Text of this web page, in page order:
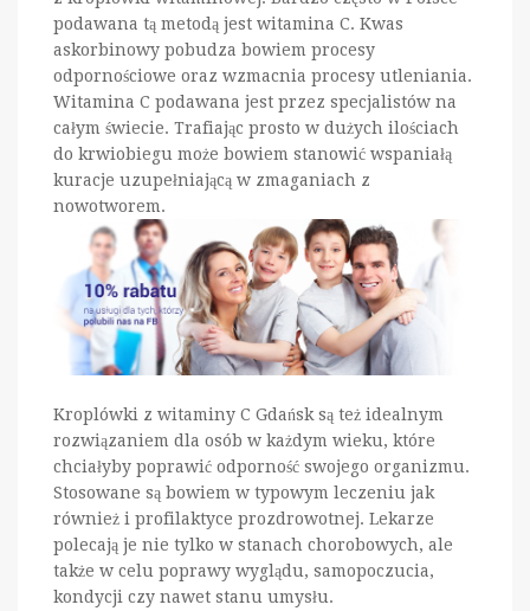
podawana tą metodą jest witamina C. Kwas
askorbinowy pobudza bowiem procesy
odpornościowe oraz wzmacnia procesy utleniania.
Witamina C podawana jest przez specjalistów na
całym świecie. Trafiając prosto w dużych ilościach
do krwiobiegu może bowiem stanowić wspaniałą
kuracje uzupełniającą w zmaganiach z
nowotworem.
Kroplówki z witaminy C Gdańsk są też idealnym
rozwiązaniem dla osób w każdym wieku, które
chciałyby poprawić odporność swojego organizmu.
Stosowane są bowiem w typowym leczeniu jak
również i profilaktyce prozdrowotnej. Lekarze
polecają je nie tylko w stanach chorobowych, ale
także w celu poprawy wyglądu, samopoczucia,
kondycji czy nawet stanu umysłu.